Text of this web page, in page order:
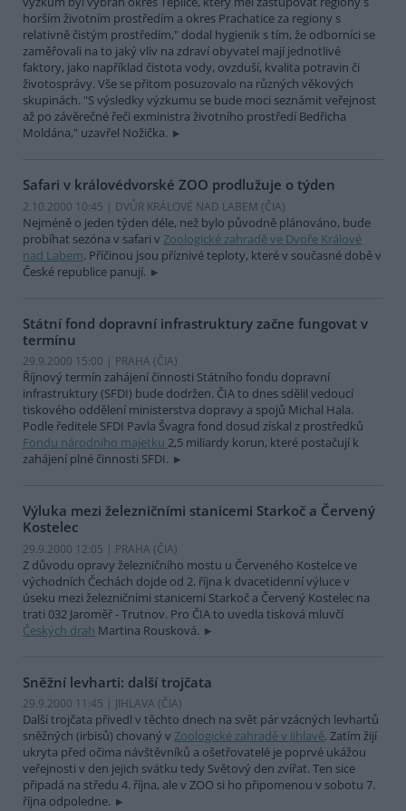
horším životním prostředím a okres Prachatice za regiony s
relativně čistým prostředím," dodal hygienik s tím, že odborníci se
zaměřovali na to jaký vliv na zdraví obyvatel mají jednotlivé
faktory, jako například čistota vody, ovzduší, kvalita potravin či
životosprávy. Vše se přitom posuzovalo na různých věkových
skupinách. "S výsledky výzkumu se bude moci seznámit veřejnost
až po závěrečné řeči exministra životního prostředí Bedřicha
Moldána," uzavřel Nožička.
Safari v královédvorské ZOO prodlužuje o týden
2.10.2000 10:45 | DVŮR KRÁLOVÉ NAD LABEM (ČIA)
Nejméně o jeden týden déle, než bylo původně plánováno, bude
probíhat sezóna v safari v Zoologické zahradě ve Dvoře Králové
nad Labem. Příčinou jsou příznivé teploty, které v současné době v
České republice panují.
Státní fond dopravní infrastruktury začne fungovat v
termínu
29.9.2000 15:00 | PRAHA (ČIA)
Říjnový termín zahájení činnosti Státního fondu dopravní
infrastruktury (SFDI) bude dodržen. ČIA to dnes sdělil vedoucí
tiskového oddělení ministerstva dopravy a spojů Michal Hala.
Podle ředitele SFDI Pavla Švagra fond dosud získal z prostředků
Fondu národního majetku 2,5 miliardy korun, které postačují k
zahájení plné činnosti SFDI.
Výluka mezi železničními stanicemi Starkoč a Červený
Kostelec
29.9.2000 12:05 | PRAHA (ČIA)
Z důvodu opravy železničního mostu u Červeného Kostelce ve
východních Čechách dojde od 2. října k dvacetidenní výluce v
úseku mezi železničními stanicemi Starkoč a Červený Kostelec na
trati 032 Jaroměř - Trutnov. Pro ČIA to uvedla tisková mluvčí
Českých drah Martina Rousková.
Sněžní levharti: další trojčata
29.9.2000 11:45 | JIHLAVA (ČIA)
Další trojčata přivedl v těchto dnech na svět pár vzácných levhartů
sněžných (irbisů) chovaný v Zoologické zahradě v Jihlavě. Zatím žijí
ukryta před očima návštěvníků a ošetřovatelé je poprvé ukážou
veřejnosti v den jejich svátku tedy Světový den zvířat. Ten sice
připadá na středu 4. října, ale v ZOO si ho připomenou v sobotu 7.
října odpoledne.